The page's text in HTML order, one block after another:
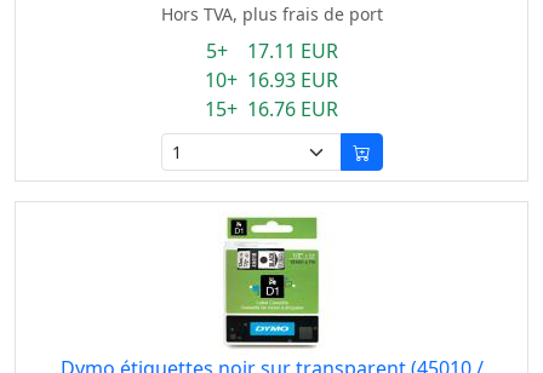
Hors TVA, plus frais de port
5+ 17.11 EUR
10+ 16.93 EUR
15+ 16.76 EUR